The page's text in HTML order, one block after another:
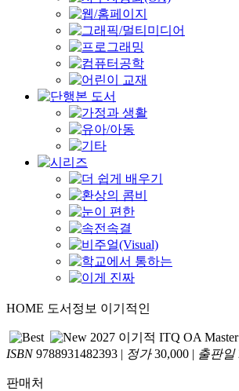
HOME 도서정보 이기적인
2027 이기적 ITQ OA
ISBN9788931482393 | 정가30,000 | 출판일
판매처